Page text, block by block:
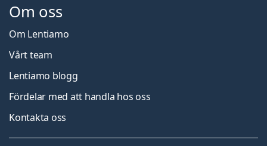
Om oss
Om Lentiamo
Vårt team
Lentiamo blogg
Fördelar med att handla hos oss
Kontakta oss